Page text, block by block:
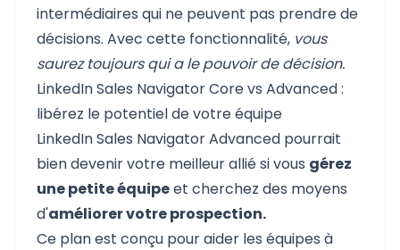
intermédiaires qui ne peuvent pas prendre de
décisions. Avec cette fonctionnalité, vous
saurez toujours qui a le pouvoir de décision.
LinkedIn Sales Navigator Core vs Advanced :
libérez le potentiel de votre équipe
LinkedIn Sales Navigator Advanced pourrait
bien devenir votre meilleur allié si vous gérez
une petite équipeet cherchez des moyens
d'améliorer votre prospection.
Ce plan est conçu pour aider les équipes à